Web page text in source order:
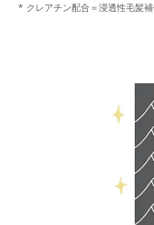
* クレアチン配合＝浸透性毛髪